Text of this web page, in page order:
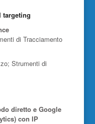
targeting
di Tracciamento
Strumenti di
diretto e Google
con IP